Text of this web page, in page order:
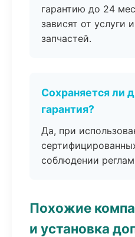
гарантию до 24
зависят от услуги
запчастей.
Сохраняется ли
гарантия?
Да, при
соблюдении
Похожие
и установка